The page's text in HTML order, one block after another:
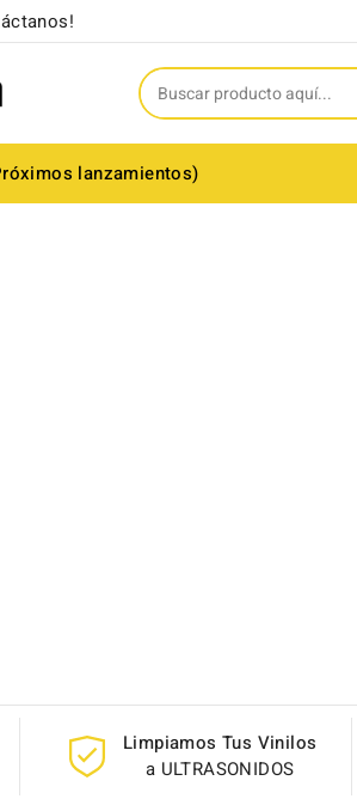
lanzamientos)
Limpiamos Tus Vinilos
a ULTRASONIDOS